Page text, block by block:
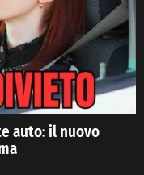
auto: il nuovo